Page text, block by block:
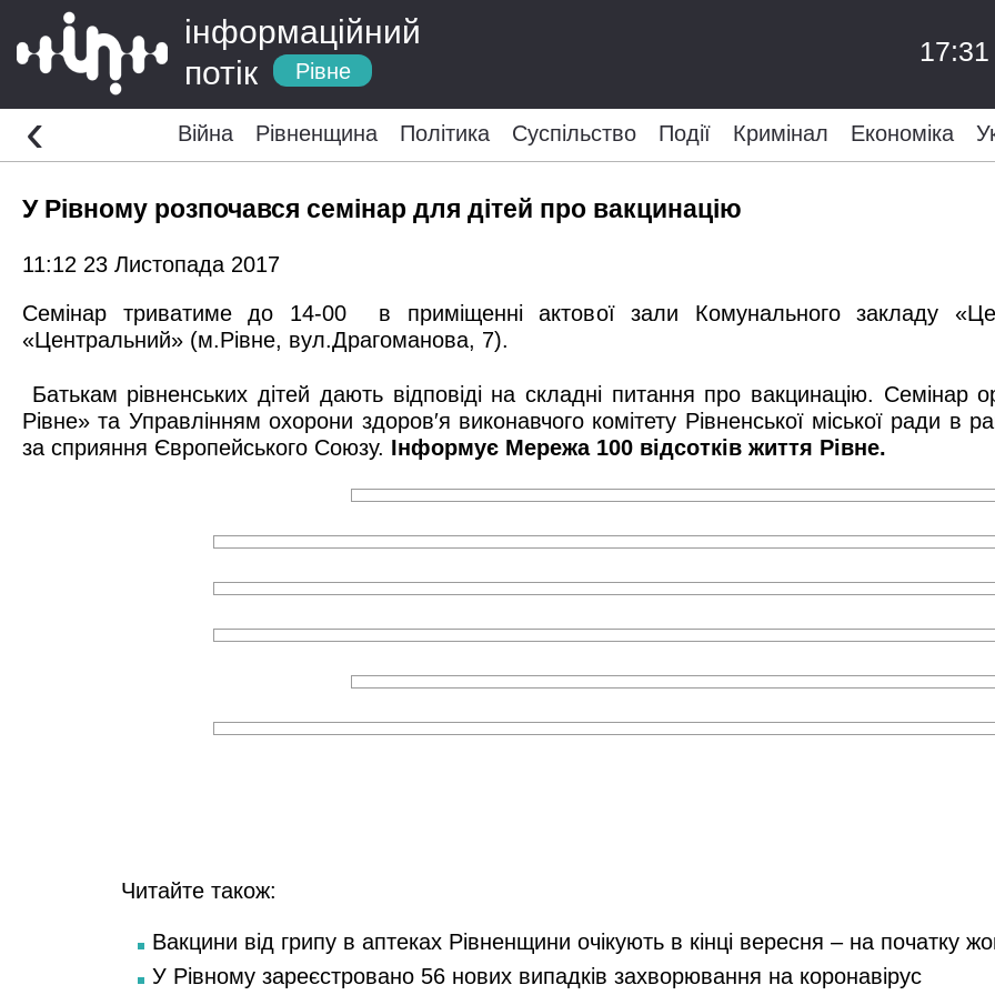
інформаційний
потік
Рівне
17:31
Війна Рівненщина Політика Суспільство Події Кримінал Економіка
‹
У Рівному розпочався семінар для дітей про вакцинацію
11:12 23 Листопада 2017
Семінар триватиме до 14-00 в приміщенні актової зали Комунального закладу
«Центральний» (м.Рівне, вул.Драгоманова, 7).
Батькам рівненських дітей дають відповіді на складні питання про вакцинацію. Семінар
Рівне» та Управлінням охорони здоров′я виконавчого комітету Рівненської міської ради в
за сприяння Європейського Союзу. Інформує Мережа 100 відсотків життя Рівне.
Читайте також:
Вакцини від грипу в аптеках Рівненщини очікують в кінці вересня – на початку
У Рівному зареєстровано 56 нових випадків захворювання на коронавірус